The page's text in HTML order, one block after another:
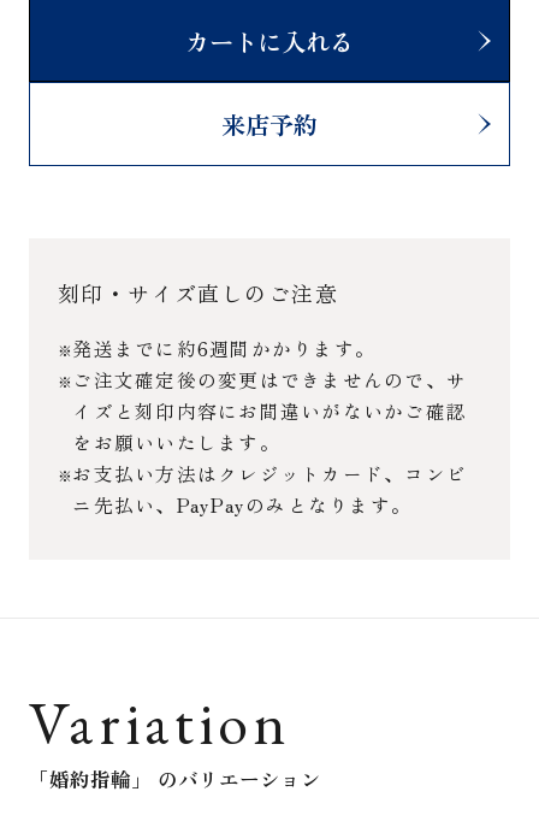
カートに入れる
来店予約
刻印・サイズ直しのご注意
発送までに約6週間かかります。
ご注文確定後の変更はできませんので、サ
イズと刻印内容にお間違いがないかご確認
をお願いいたします。
お支払い方法はクレジットカード、コンビ
ニ先払い、PayPayのみとなります。
Variation
「婚約指輪」 のバリエーション